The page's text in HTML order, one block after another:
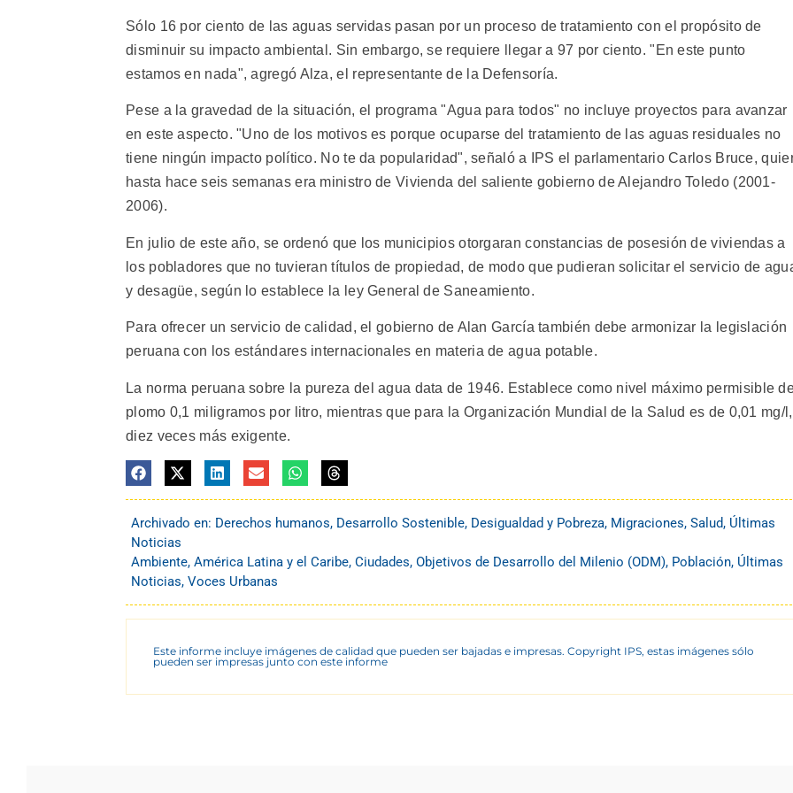
Sólo 16 por ciento de las aguas servidas pasan por un proceso de tratamiento con el propósito de
disminuir su impacto ambiental. Sin embargo, se requiere llegar a 97 por ciento. "En este punto
estamos en nada", agregó Alza, el representante de la Defensoría.
Pese a la gravedad de la situación, el programa "Agua para todos" no incluye proyectos para avanzar
en este aspecto. "Uno de los motivos es porque ocuparse del tratamiento de las aguas residuales no
tiene ningún impacto político. No te da popularidad", señaló a IPS el parlamentario Carlos Bruce,
hasta hace seis semanas era ministro de Vivienda del saliente gobierno de Alejandro Toledo (2001-
2006).
En julio de este año, se ordenó que los municipios otorgaran constancias de posesión de viviendas a
los pobladores que no tuvieran títulos de propiedad, de modo que pudieran solicitar el servicio de
y desagüe, según lo establece la ley General de Saneamiento.
Para ofrecer un servicio de calidad, el gobierno de Alan García también debe armonizar la legislación
peruana con los estándares internacionales en materia de agua potable.
La norma peruana sobre la pureza del agua data de 1946. Establece como nivel máximo permisible
plomo 0,1 miligramos por litro, mientras que para la Organización Mundial de la Salud es de 0,01 mg/l,
diez veces más exigente.
Archivado en: Derechos humanos, Desarrollo Sostenible, Desigualdad y Pobreza, Migraciones, Salud, Últimas
Noticias
Ambiente, América Latina y el Caribe, Ciudades, Objetivos de Desarrollo del Milenio (ODM), Población, Últimas
Noticias, Voces Urbanas
Este informe incluye imágenes de calidad que pueden ser bajadas e impresas. Copyright IPS, estas imágenes sólo
pueden ser impresas junto con este informe